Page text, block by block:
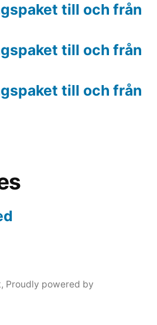
till och från
till och från
till och från
, Proudly powered by